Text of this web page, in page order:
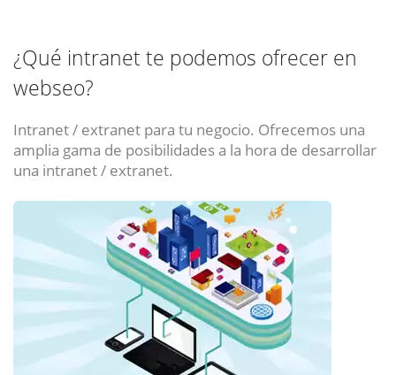
¿Qué intranet te podemos ofrecer en
webseo?
Intranet / extranet para tu negocio. Ofrecemos una
amplia gama de posibilidades a la hora de desarrollar
una intranet / extranet.